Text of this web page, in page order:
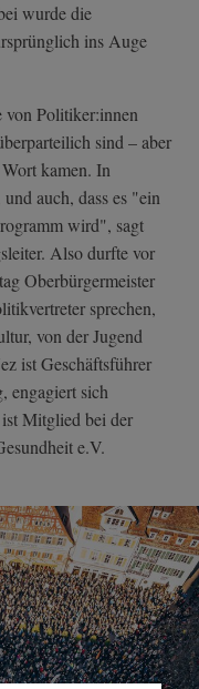
wurde die
ins Auge
Politiker:innen
sind – aber
kamen. In
auch, dass es "ein
wird", sagt
Also durfte vor
Oberbürgermeister
sprechen,
von der Jugend
ist Geschäftsführer
engagiert sich
Mitglied bei der
e.V.